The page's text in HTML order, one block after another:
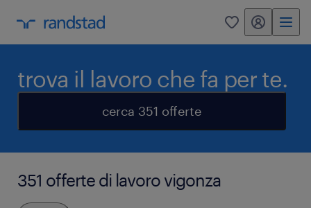
0 my randstad
trova il lavoro che fa per te.
cerca 351 offerte
351 offerte di lavoro vigonza